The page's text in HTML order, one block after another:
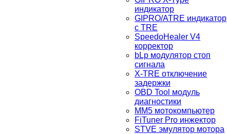
индикатор
GIPRO/ATRE индикатор
с TRE
SpeedoHealer V4
корректор
bLp модулятор стоп
сигнала
X-TRE отключение
задержки
OBD Tool модуль
диагностики
MM5 мотокомпьютер
FiTuner Pro инжектор
STVE эмулятор мотора